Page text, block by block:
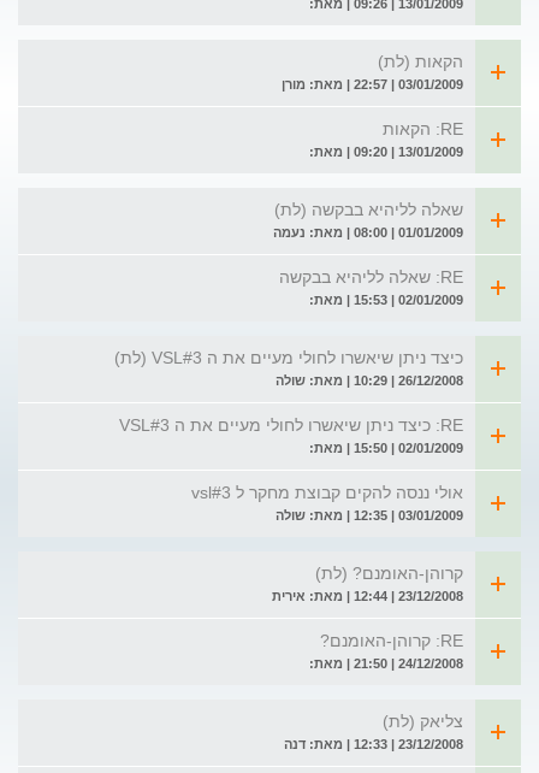
13/01/2009 | 09:26 | מאת:
הקאות (לת)
03/01/2009 | 22:57 | מאת: מורן
RE: הקאות
13/01/2009 | 09:20 | מאת:
שאלה לליהיא בבקשה (לת)
01/01/2009 | 08:00 | מאת: נעמה
RE: שאלה לליהיא בבקשה
02/01/2009 | 15:53 | מאת:
כיצד ניתן שיאשרו לחולי מעיים את ה VSL#3 (לת)
26/12/2008 | 10:29 | מאת: שולה
RE: כיצד ניתן שיאשרו לחולי מעיים את ה VSL#3
02/01/2009 | 15:50 | מאת:
אולי ננסה להקים קבוצת מחקר ל vsl#3
03/01/2009 | 12:35 | מאת: שולה
קרוהן-האומנם? (לת)
23/12/2008 | 12:44 | מאת: אירית
RE: קרוהן-האומנם?
24/12/2008 | 21:50 | מאת:
צליאק (לת)
23/12/2008 | 12:33 | מאת: דנה